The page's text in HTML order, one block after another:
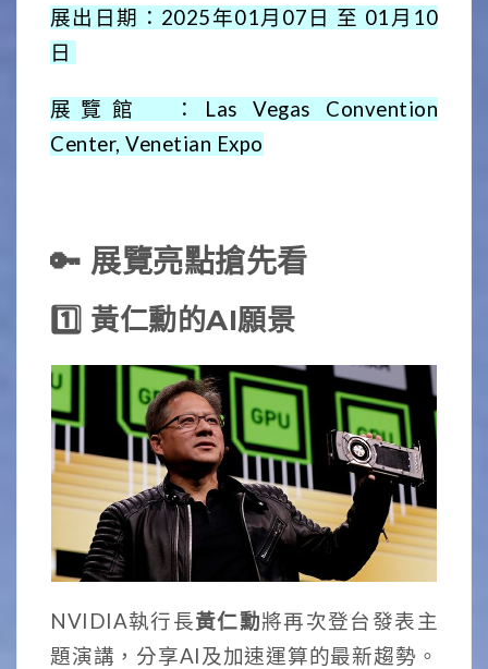
展出日期：2025年01月07日 至 01月10
日
展覽館 ： Las Vegas Convention
Center, Venetian Expo
🔑 展覽亮點搶先看
1️⃣ 黃仁勳的AI願景
NVIDIA執行長黃仁勳將再次登台發表主
題演講，分享AI及加速運算的最新趨勢。